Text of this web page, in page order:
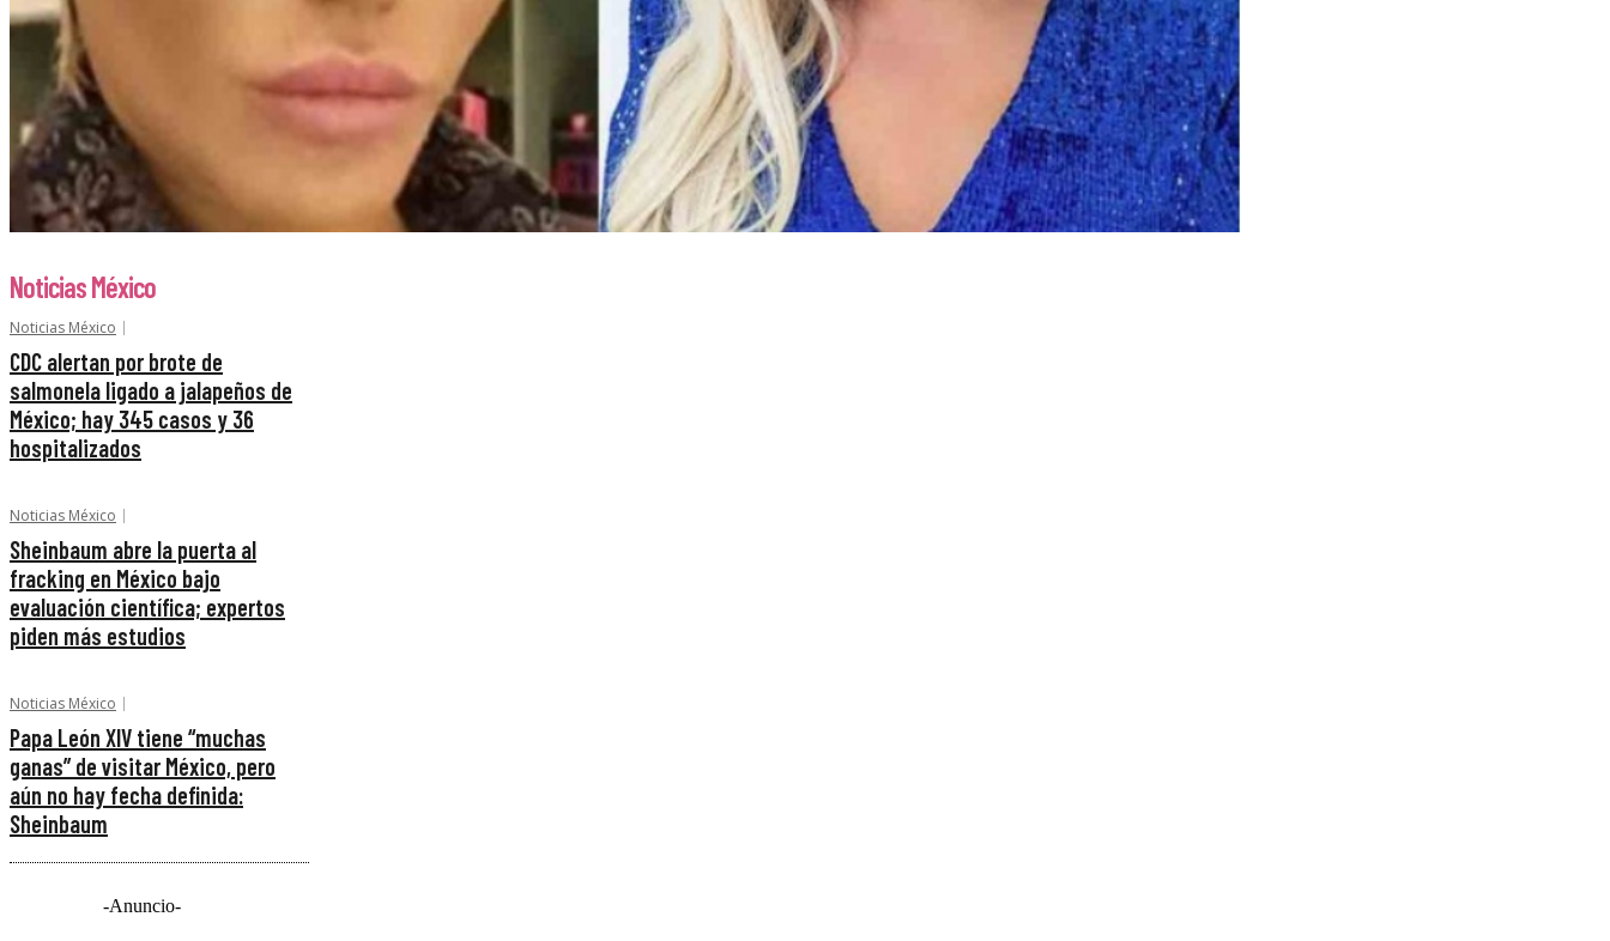
Noticias México
Noticias México
CDC alertan por brote de
salmonela ligado a jalapeños de
México; hay 345 casos y 36
hospitalizados
Noticias México
Sheinbaum abre la puerta al
fracking en México bajo
evaluación científica; expertos
piden más estudios
Noticias México
Papa León XIV tiene “muchas
ganas” de visitar México, pero
aún no hay fecha definida:
Sheinbaum
-Anuncio-